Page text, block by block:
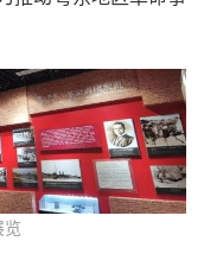
览